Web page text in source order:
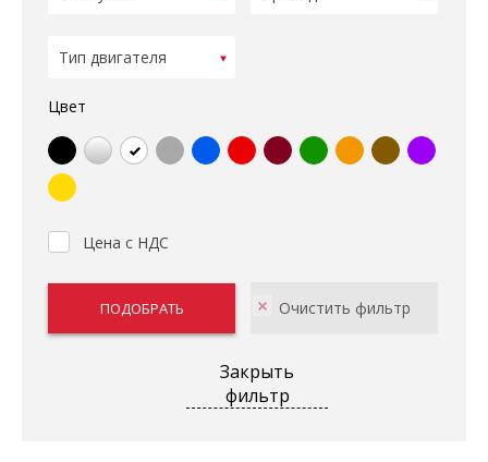
Цвет
Цена с НДС
Закрыть
фильтр